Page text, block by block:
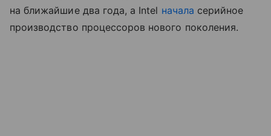
на ближайшие два года, а Intel начала серийное
производство процессоров нового поколения.